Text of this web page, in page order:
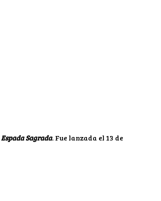
Espada Sagrada. Fue lanzada el 13 de